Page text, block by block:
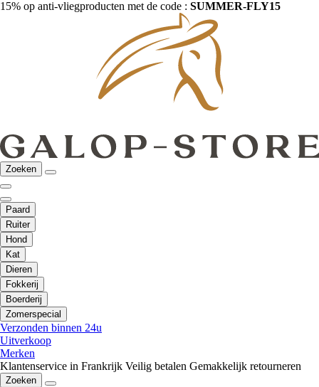
15% op anti-vliegproducten met de code : SUMMER-FLY15
Zoeken
Paard
Ruiter
Hond
Kat
Dieren
Fokkerij
Boerderij
Zomerspecial
Verzonden binnen 24u
Uitverkoop
Merken
Klantenservice in Frankrijk Veilig betalen Gemakkelijk retourneren
Zoeken